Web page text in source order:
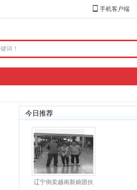
手机客户端
今日推荐
辽宁倒卖越南新娘团伙